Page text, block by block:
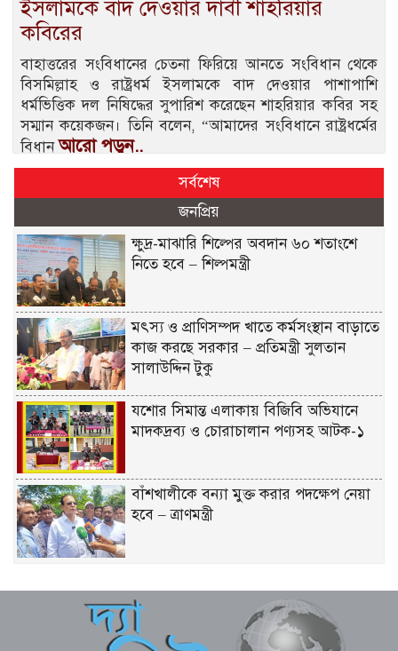
ইসলামকে বাদ দেওয়ার দাবী শাহরিয়ার
কবিরের
বাহাত্তরের সংবিধানের চেতনা ফিরিয়ে আনতে সংবিধান থেকে
বিসমিল্লাহ ও রাষ্ট্রধর্ম ইসলামকে বাদ দেওয়ার পাশাপাশি
ধর্মভিত্তিক দল নিষিদ্ধের সুপারিশ করেছেন শাহরিয়ার কবির সহ
সম্মান কয়েকজন। তিনি বলেন, “আমাদের সংবিধানে রাষ্ট্রধর্মের
বিধানআরো পড়ুন..
সর্বশেষ
জনপ্রিয়
ক্ষুদ্র-মাঝারি শিল্পের অবদান ৬০ শতাংশে
নিতে হবে – শিল্পমন্ত্রী
মৎস্য ও প্রাণিসম্পদ খাতে কর্মসংস্থান বাড়াতে
কাজ করছে সরকার – প্রতিমন্ত্রী সুলতান
সালাউদ্দিন টুকু
যশোর সিমান্ত এলাকায় বিজিবি অভিযানে
মাদকদ্রব্য ও চোরাচালান পণ্যসহ আটক-১
বাঁশখালীকে বন্যা মুক্ত করার পদক্ষেপ নেয়া
হবে – ত্রাণমন্ত্রী
বাতিলের উদ্যোগ – মৎস্য ও প্রাণিসম্পদ এবং